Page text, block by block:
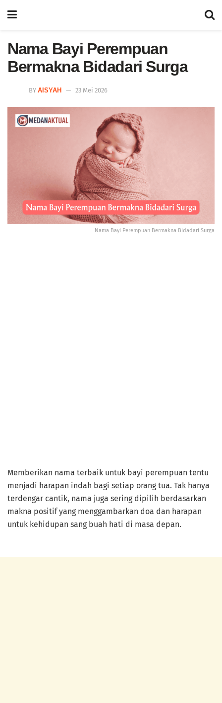
Nama Bayi Perempuan
Bermakna Bidadari Surga
BY AISYAH 23 Mei 2026
Nama Bayi Perempuan Bermakna Bidadari Surga
Memberikan nama terbaik untuk bayi perempuan tentu
menjadi harapan indah bagi setiap orang tua. Tak hanya
terdengar cantik, nama juga sering dipilih berdasarkan
makna positif yang menggambarkan doa dan harapan
untuk kehidupan sang buah hati di masa depan.